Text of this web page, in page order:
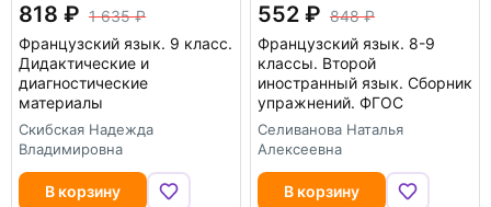
818
1 635
Французский язык. 9 класс.
Дидактические и
диагностические
материалы
Скибская Надежда
Владимировна
В корзину
552
848
Французский язык. 8-9
классы. Второй
иностранный язык. Сборник
упражнений. ФГОС
Селиванова Наталья
Алексеевна
В корзину